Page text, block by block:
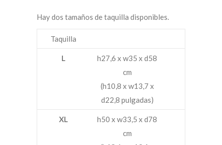
Hay dos tamaños de taquilla disponibles.
Taquilla
L
h27,6 x w35 x d58
cm
(h10,8 x w13,7 x
d22,8 pulgadas)
XL
h50 x w33,5 x d78
cm